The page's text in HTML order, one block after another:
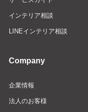
インテリア相談
LINEインテリア相談
Company
企業情報
法人のお客様